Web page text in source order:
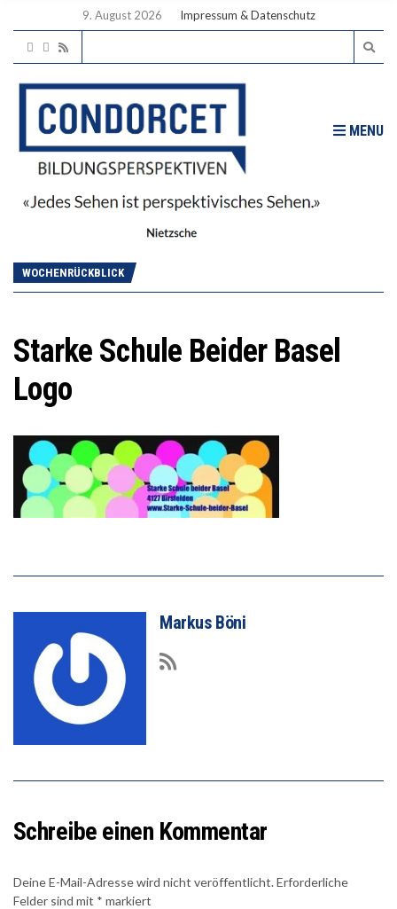
9. August 2026 Impressum & Datenschutz
MENU
WOCHENRÜCKBLICK
Starke Schule Beider Basel
Logo
Markus Böni
Schreibe einen Kommentar
Deine E-Mail-Adresse wird nicht veröffentlicht.Erforderliche
Felder sind mit * markiert